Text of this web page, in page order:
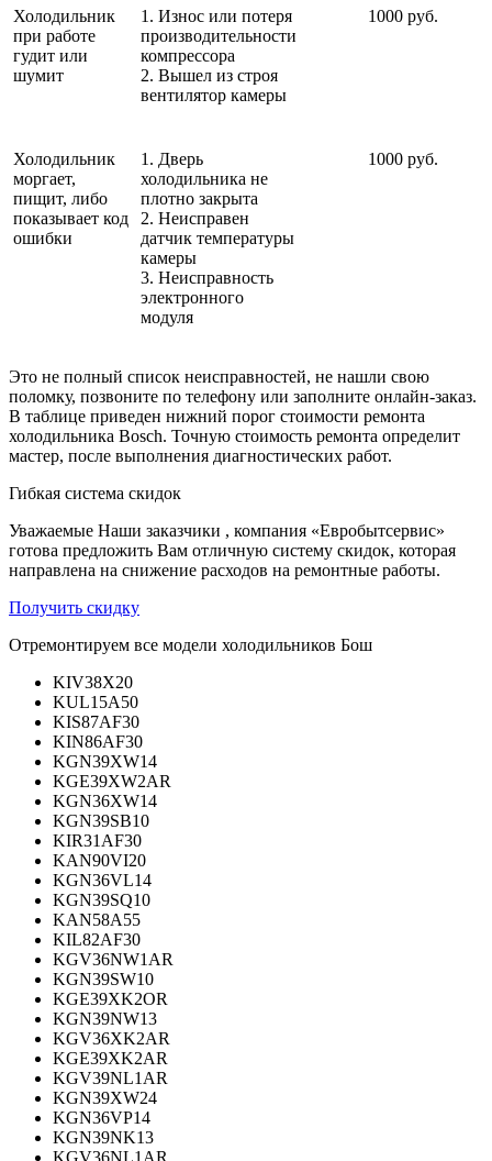
Холодильник
при работе
гудит или
шумит
1. Износ или потеря
производительности
компрессора
2. Вышел из строя
вентилятор камеры
1000 руб.
Холодильник
моргает,
пищит, либо
показывает код
ошибки
1. Дверь
холодильника не
плотно закрыта
2. Неисправен
датчик температуры
камеры
3. Неисправность
электронного
модуля
1000 руб.
Это не полный список неисправностей, не нашли свою
поломку, позвоните по телефону или заполните онлайн-заказ.
В таблице приведен нижний порог стоимости ремонта
холодильника Bosch. Точную стоимость ремонта определит
мастер, после выполнения диагностических работ.
Гибкая система скидок
Уважаемые Наши заказчики , компания «Евробытсервис»
готова предложить Вам отличную систему скидок, которая
направлена на снижение расходов на ремонтные работы.
Получить скидку
Отремонтируем все модели холодильников Бош
KIV38X20
KUL15A50
KIS87AF30
KIN86AF30
KGN39XW14
KGE39XW2AR
KGN36XW14
KGN39SB10
KIR31AF30
KAN90VI20
KGN36VL14
KGN39SQ10
KAN58A55
KIL82AF30
KGV36NW1AR
KGN39SW10
KGE39XK2OR
KGN39NW13
KGV36XK2AR
KGE39XK2AR
KGV39NL1AR
KGN39XW24
KGN36VP14
KGN39NK13
KGV36NL1AR